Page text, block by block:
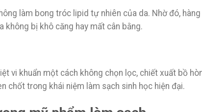
làm bong tróc lipid tự nhiên của da. Nhờ đó,
không bị khô căng hay mất cân bằng.
vi khuẩn một cách không chọn lọc, chiết xuất bồ
chốt trong khái niệm làm sạch sinh học hiện đại.